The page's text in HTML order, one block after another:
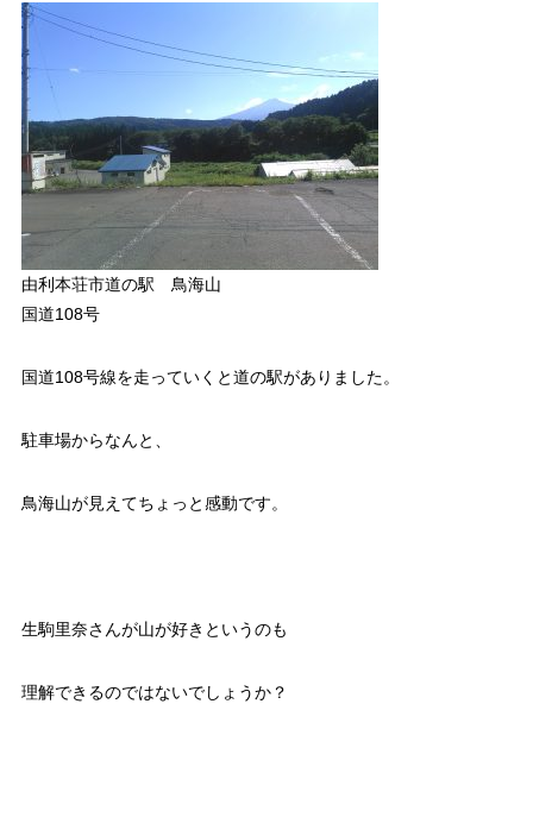
由利本荘市道の駅 鳥海山
国道108号
国道108号線を走っていくと道の駅がありました。
駐車場からなんと、
鳥海山が見えてちょっと感動です。
生駒里奈さんが山が好きというのも
理解できるのではないでしょうか？